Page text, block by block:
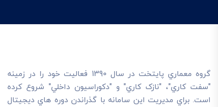
گروه معماري پايتخت در سال 1390 فعاليت خود را در زمينه
"سفت کاري"، "نازک کاري" و "دکوراسيون داخلي" شروع کرده
است. براي مديريت اين سامانه با گذراندن دوره هاي ديجيتال